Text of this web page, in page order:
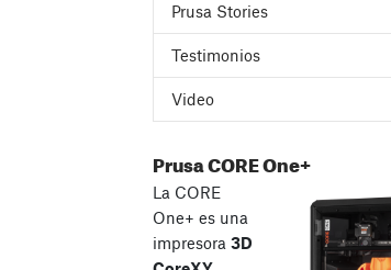
Prusa Stories
Testimonios
Video
Prusa CORE One+
La CORE
One+ es una
impresora 3D